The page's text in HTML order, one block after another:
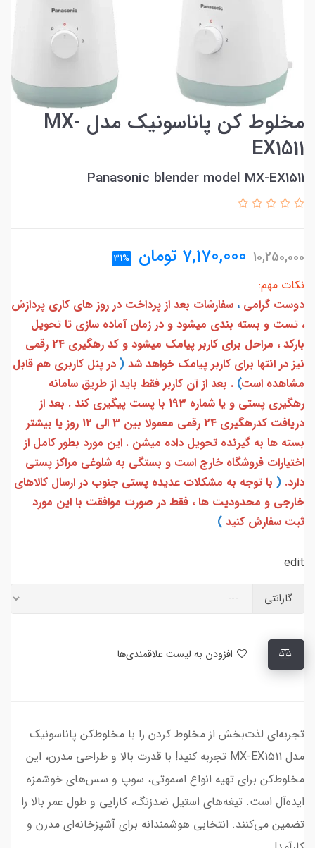
مخلوط کن پاناسونیک مدل MX-
EX1511
Panasonic blender model MX-EX1511
10,250,000
7,170,000 تومان 31%
نکات مهم:
دوست گرامی ، سفارشات بعد از پرداخت در روز های کاری پردازش
، تست و بسته بندی میشود و در زمان آماده سازی تا تحویل
بارکد ، مراحل برای کاربر پیامک میشود و کد رهگیری 24 رقمی
نیز در انتها برای کاربر پیامک خواهد شد ( در پنل کاربری هم قابل
مشاهده است) . بعد از آن کاربر فقط باید از طریق سامانه
رهگیری پستی و یا شماره 193 با پست پیگیری کند . بعد از
دریافت کدرهگیری 24 رقمی معمولا بین 3 الی 12 روز یا بیشتر
بسته ها به گیرنده تحویل داده میشن . این مورد بطور کامل از
اختیارات فروشگاه خارج است و بستگی به شلوغی مراکز پستی
دارد. ( با توجه به مشکلات عدیده پستی جنوب در ارسال کالاهای
خارجی و محدودیت ها ، فقط در صورت موافقت با این مورد
ثبت سفارش کنید )
edit
گارانتی
تجربه‌ای لذت‌بخش از مخلوط کردن را با مخلوط‌کن پاناسونیک
مدل MX-EX1511 تجربه کنید! با قدرت بالا و طراحی مدرن، این
مخلوط‌کن برای تهیه انواع اسموتی، سوپ و سس‌های خوشمزه
ایده‌آل است. تیغه‌های استیل ضدزنگ، کارایی و طول عمر بالا را
تضمین می‌کنند. انتخابی هوشمندانه برای آشپزخانه‌ای مدرن و